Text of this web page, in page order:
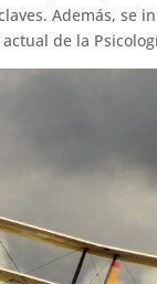
Además, se
de la